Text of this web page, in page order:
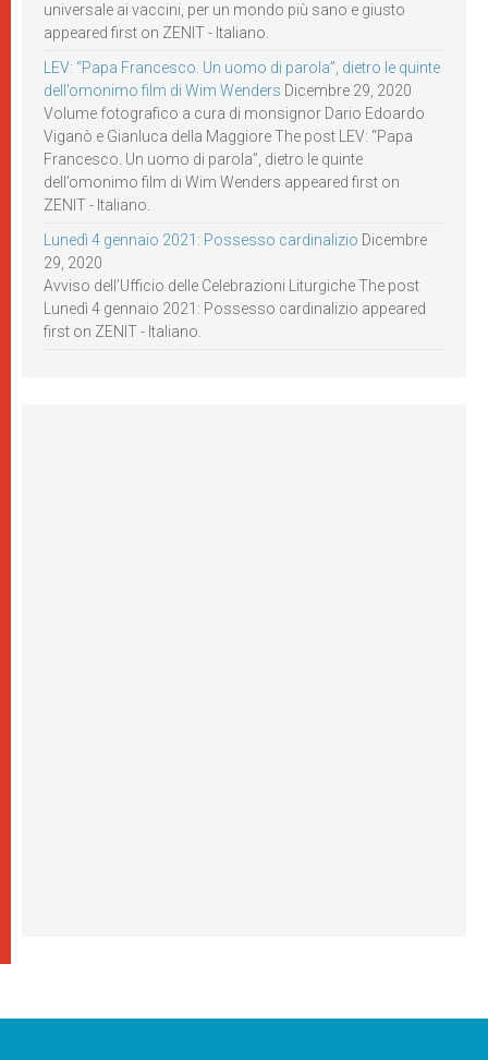
universale ai vaccini, per un mondo più sano e giusto
appeared first on ZENIT - Italiano.
LEV: “Papa Francesco. Un uomo di parola”, dietro le quinte
dell’omonimo film di Wim Wenders Dicembre 29, 2020
Volume fotografico a cura di monsignor Dario Edoardo
Viganò e Gianluca della Maggiore The post LEV: “Papa
Francesco. Un uomo di parola”, dietro le quinte
dell’omonimo film di Wim Wenders appeared first on
ZENIT - Italiano.
Lunedì 4 gennaio 2021: Possesso cardinalizio Dicembre
29, 2020
Avviso dell’Ufficio delle Celebrazioni Liturgiche The post
Lunedì 4 gennaio 2021: Possesso cardinalizio appeared
first on ZENIT - Italiano.